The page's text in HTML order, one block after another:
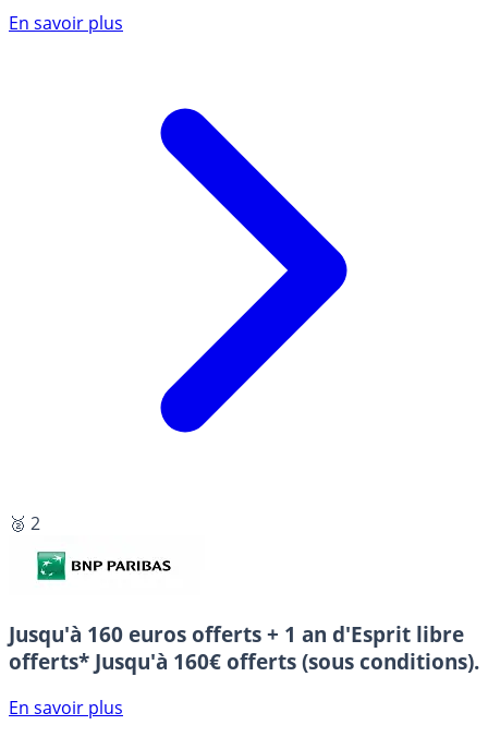
En savoir plus
🥈 2
Jusqu'à 160 euros offerts + 1 an d'Esprit libre
offerts* Jusqu'à 160€ offerts (sous conditions).
En savoir plus